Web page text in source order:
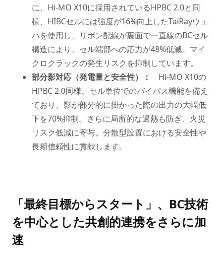
に、Hi-MO X10に採用されているHPBC 2.0と同
様、HIBCセルには強度が16%向上したTaiRayウェ
ハを使用し、リボン配線が裏面で一直線のBCセル
構造により、セル端部への応力が48%低減。マイ
クロクラックの発生リスクを抑制しています。
部分影対応（発電量と安全性）： Hi-MO X10の
HPBC 2.0同様、セル単位でのバイパス機能を備え
ており、影が部分的に掛かった際の出力の大幅低
下を70%抑制。さらに局所的な過熱も防ぎ、火災
リスク低減に寄与。分散型設置における安全性や
長期信頼性に貢献します。
「最終目標からスタート」、BC技術
を中心とした共創的連携をさらに加
速